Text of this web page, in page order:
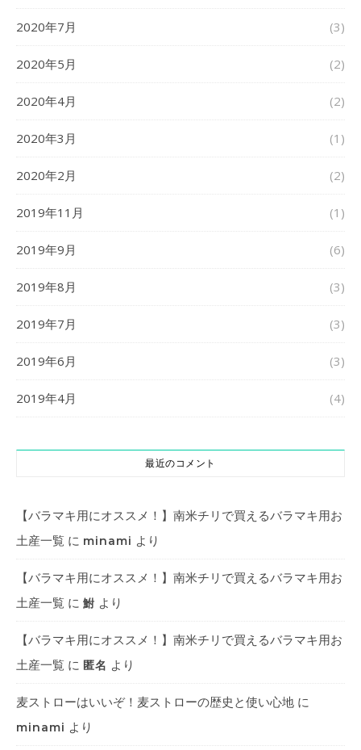
2020年7月 (3)
2020年5月 (2)
2020年4月 (2)
2020年3月 (1)
2020年2月 (2)
2019年11月 (1)
2019年9月 (6)
2019年8月 (3)
2019年7月 (3)
2019年6月 (3)
2019年4月 (4)
最近のコメント
【バラマキ用にオススメ！】南米チリで買えるバラマキ用お
土産一覧 に minami より
【バラマキ用にオススメ！】南米チリで買えるバラマキ用お
土産一覧 に 鮒 より
【バラマキ用にオススメ！】南米チリで買えるバラマキ用お
土産一覧 に 匿名 より
麦ストローはいいぞ！麦ストローの歴史と使い心地 に
minami より